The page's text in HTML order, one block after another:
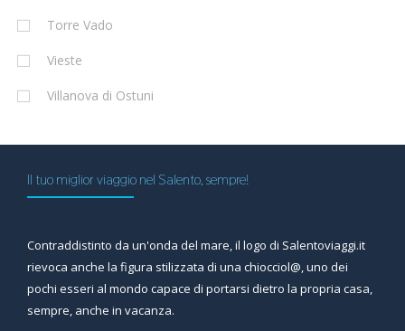
Torre Vado
Vieste
Villanova di Ostuni
Il tuo miglior viaggio nel Salento, sempre!
Contraddistinto da un'onda del mare, il logo di Salentoviaggi.it
rievoca anche la figura stilizzata di una chiocciol@, uno dei
pochi esseri al mondo capace di portarsi dietro la propria casa,
sempre, anche in vacanza.